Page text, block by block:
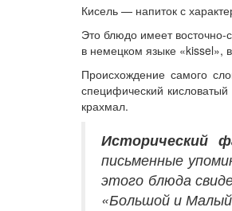
Кисель — напиток с
Это блюдо имеет
в немецком языке «kissel»,
Происхождение самого
специфический
крахмал.
Исторический
письменные
этого блюда
«Большой и Малый